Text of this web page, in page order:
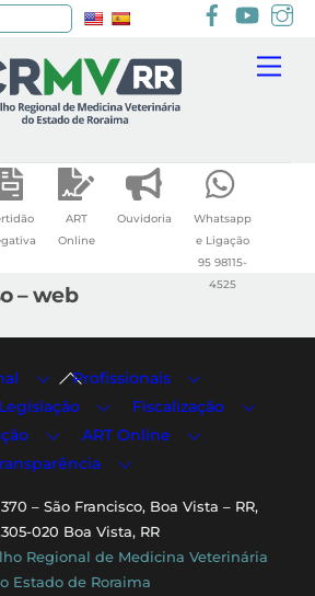
ART
Online
Ouvidoria
Whatsapp
e Ligação
95 98115-
4525
– web
Back
To
Top
Profissionais
Legislação
Fiscalização
ART Online
– São Francisco, Boa Vista – RR,
020 Boa Vista, RR
Regional de Medicina Veterinária
Estado de Roraima